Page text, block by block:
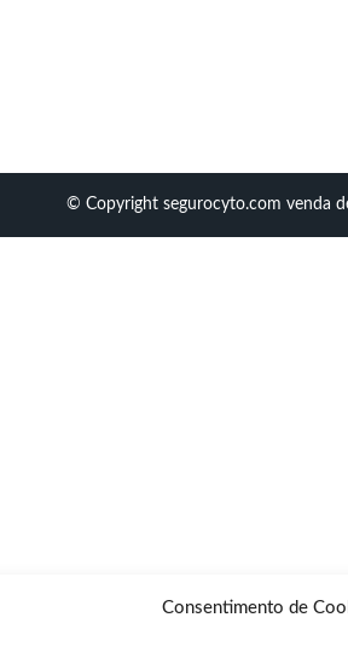
Consentimento de
© Copyright segurocyto.com venda